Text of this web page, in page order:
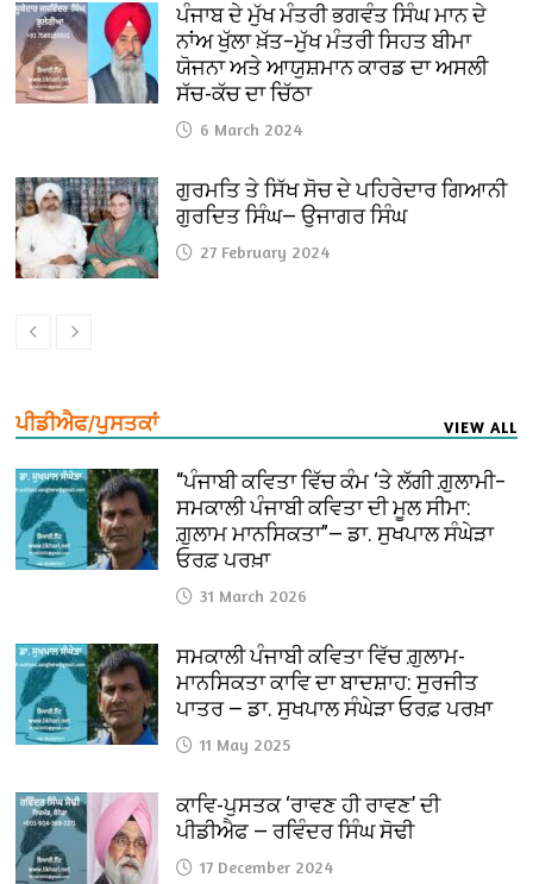
ਪੰਜਾਬ ਦੇ ਮੁੱਖ ਮੰਤਰੀ ਭਗਵੰਤ ਸਿੰਘ ਮਾਨ ਦੇ
ਨਾਂਅ ਖੁੱਲਾ ਖ਼ੱਤ–ਮੁੱਖ ਮੰਤਰੀ ਸਿਹਤ ਬੀਮਾ
ਯੋਜਨਾ ਅਤੇ ਆਯੁਸ਼ਮਾਨ ਕਾਰਡ ਦਾ ਅਸਲੀ
ਸੱਚ-ਕੱਚ ਦਾ ਚਿੱਠਾ
6 March 2024
ਗੁਰਮਤਿ ਤੇ ਸਿੱਖ ਸੋਚ ਦੇ ਪਹਿਰੇਦਾਰ ਗਿਆਨੀ
ਗੁਰਦਿਤ ਸਿੰਘ— ਉਜਾਗਰ ਸਿੰਘ
27 February 2024
ਪੀਡੀਐਫ/ਪੁਸਤਕਾਂ VIEW ALL
“ਪੰਜਾਬੀ ਕਵਿਤਾ ਵਿੱਚ ਕੰਮ ‘ਤੇ ਲੱਗੀ ਗ਼ੁਲਾਮੀ–
ਸਮਕਾਲੀ ਪੰਜਾਬੀ ਕਵਿਤਾ ਦੀ ਮੂਲ ਸੀਮਾ:
ਗ਼ੁਲਾਮ ਮਾਨਸਿਕਤਾ”— ਡਾ. ਸੁਖਪਾਲ ਸੰਘੇੜਾ
ਓਰਫ਼ ਪਰਖ਼ਾ
31 March 2026
ਸਮਕਾਲੀ ਪੰਜਾਬੀ ਕਵਿਤਾ ਵਿੱਚ ਗ਼ੁਲਾਮ-
ਮਾਨਸਿਕਤਾ ਕਾਵਿ ਦਾ ਬਾਦਸ਼ਾਹ: ਸੁਰਜੀਤ
ਪਾਤਰ — ਡਾ. ਸੁਖਪਾਲ ਸੰਘੇੜਾ ਓਰਫ਼ ਪਰਖ਼ਾ
11 May 2025
ਕਾਵਿ-ਪੁਸਤਕ ‘ਰਾਵਣ ਹੀ ਰਾਵਣ’ ਦੀ
ਪੀਡੀਐਫ — ਰਵਿੰਦਰ ਸਿੰਘ ਸੋਢੀ
17 December 2024